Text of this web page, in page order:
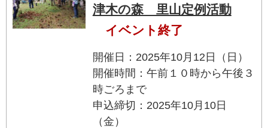
津木の森 里山定例活動
イベント終了
開催日：2025年10月12日（日）
開催時間：午前１０時から午後３
時ごろまで
申込締切：2025年10月10日
（金）